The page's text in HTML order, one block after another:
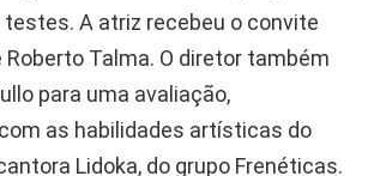
A atriz recebeu o convite
Roberto Talma. O diretor também
para uma avaliação,
as habilidades artísticas do
Lidoka, do grupo Frenéticas.